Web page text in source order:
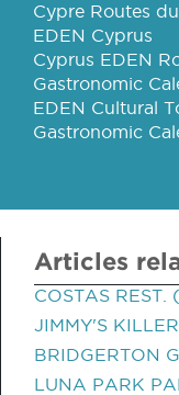
Cypre Routes
EDEN Cyprus
Cyprus EDEN
Gastronomic
EDEN Cultural
Gastronomic
Articles
COSTAS REST.
JIMMY'S
BRIDGERTON
LUNA PARK